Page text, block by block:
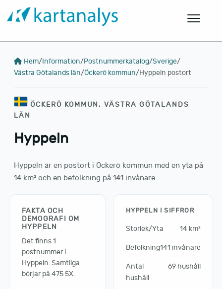
Hem/Information/Postnummerkatalog/Sverige/
Västra Götalands län/Öckerö kommun/Hyppeln postort
ÖCKERÖ KOMMUN, VÄSTRA GÖTALANDS
LÄN
Hyppeln
Hyppeln är en postort i Öckerö kommun med en yta på
14 km² och en befolkning på 141 invånare
FAKTA OCH
DEMOGRAFI OM
HYPPELN
Det finns 1
postnummer i
Hyppeln. Samtliga
börjar på 475 5X.
HYPPELN I SIFFROR
Storlek/Yta 14 km²
Befolkning141 invånare
Antal
hushåll
69 hushåll